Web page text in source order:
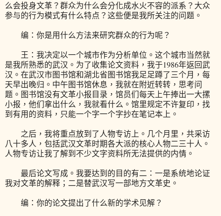
么会投身文革？群众为什么会分化成水火不容的派系？大众
参与的行为模式有什么特点？这些便是我所关注的问题。
编：你是用什么方法来研究群众的行为呢？
王：我决定以一个城市作为分析单位。这个城市当然就
是我所熟悉的武汉。为了收集论文资料，我于1986年返回武
汉。在武汉市图书馆和湖北省图书馆我足足蹲了三个月，每
天早出晚归。中午图书馆休息，我就在附近转转，思考问
题。图书馆没有文革小报目录，馆员们每天上午捧出一大摞
小报，他们拿出什么，我就看什么。馆里规定不许复印，找
到有用的资料，只能一个字一个字抄在笔记本上。
之后，我将重点放到了人物专访上。几个月里，共采访
八十多人，包括武汉文革时期各大派的核心人物二三十人。
人物专访让我了解到不少文字资料所无法提供的内情。
最后论文写成。我要达到的目的有二：一是系统地论证
我对文革的解释；二是替武汉写一部地方文革史。
编：你的论文提出了什么新的学术见解？